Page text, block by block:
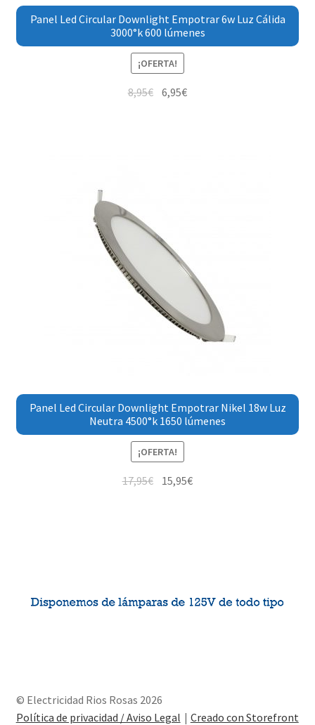
Panel Led Circular Downlight Empotrar 6w Luz Cálida
3000°k 600 lúmenes
¡OFERTA!
8,95€ 6,95€
Panel Led Circular Downlight Empotrar Nikel 18w Luz
Neutra 4500°k 1650 lúmenes
¡OFERTA!
17,95€ 15,95€
© Electricidad Rios Rosas 2026
Política de privacidad / Aviso Legal
Creado con Storefront